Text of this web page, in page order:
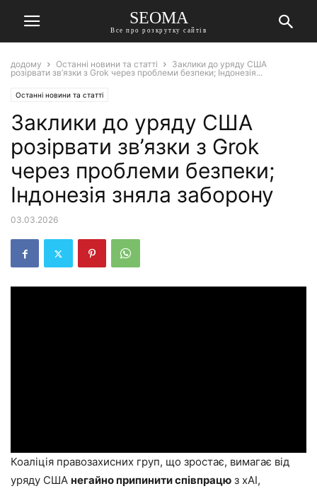
SEOMA
Все про розкрутку сайтів
додому Останні новини та статті
Заклики до уряду США
розірвати зв’язки з Grok через проблеми безпеки; Індонезія...
Останні новини та статті
Заклики до уряду США
розірвати зв’язки з Grok
через проблеми безпеки;
Індонезія зняла заборону
03.03.2026
Коаліція правозахисних груп, що зростає, вимагає від
уряду США негайно припинити співпрацю з xAI,